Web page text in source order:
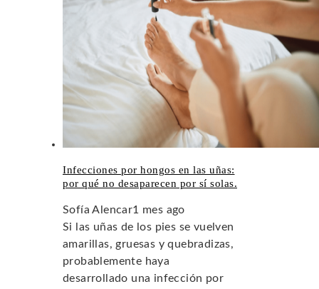
Infecciones por hongos en las uñas:
por qué no desaparecen por sí solas.
Sofía Alencar1 mes ago
Si las uñas de los pies se vuelven
amarillas, gruesas y quebradizas,
probablemente haya
desarrollado una infección por